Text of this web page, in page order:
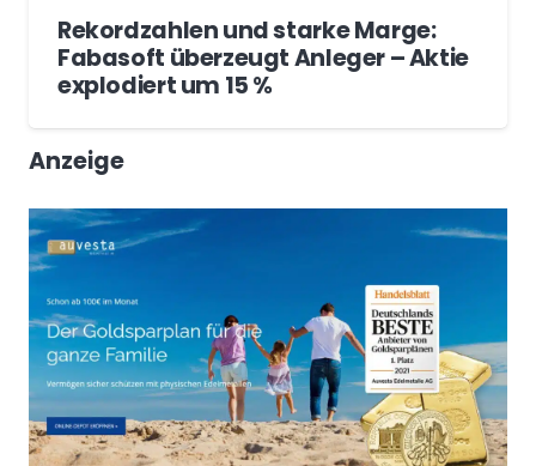
Rekordzahlen und starke Marge:
Fabasoft überzeugt Anleger – Aktie
explodiert um 15 %
Anzeige